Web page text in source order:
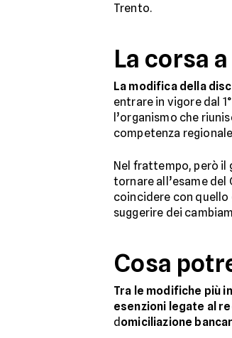
Trento.
La corsa
La modifica della
entrare in vigore dal
l’organismo che
competenza
Nel frattempo, però il
tornare all’esame
coincidere con quello
suggerire dei
Cosa
Tra le modifiche più
esenzioni legate al
d omiciliazione